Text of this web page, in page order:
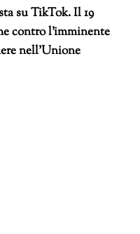
su TikTok. Il 19
contro l’imminente
nell’Unione